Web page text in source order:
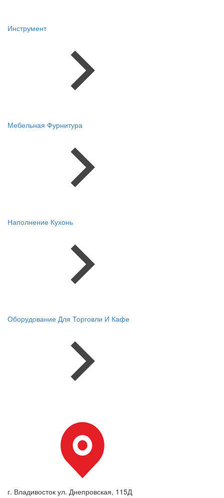
Инструмент
Мебельная Фурнитура
Наполнение Кухонь
Оборудование Для Торговли И Кафе
г. Владивосток ул. Днепровская, 115Д